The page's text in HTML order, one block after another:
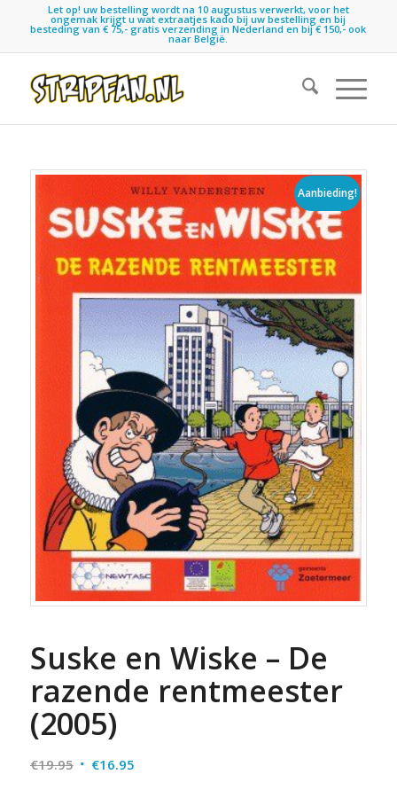
Let op! uw bestelling wordt na 10 augustus verwerkt, voor het
ongemak krijgt u wat extraatjes kado bij uw bestelling en bij
besteding van € 75,- gratis verzending in Nederland en bij € 150,- ook
naar België.
Aanbieding!
Suske en Wiske – De
razende rentmeester
(2005)
€19.95 Oorspronkelijke
€16.95Huidige